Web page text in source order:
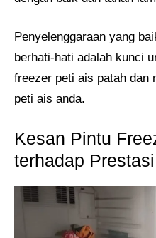
Penyelenggaraan yang
berhati-hati adalah kunci
freezer peti ais patah dan
peti ais anda.
Kesan Pintu
terhadap